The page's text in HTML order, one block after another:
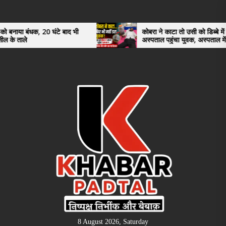
the
content
20 घंटे बाद भी
कोबरा ने काटा तो उसी को डिब्बे में बंद कर
अस्पताल पहुंचा युवक, अस्पताल में देखकर
भी रह गए हैरान
8 August 2026, Saturday